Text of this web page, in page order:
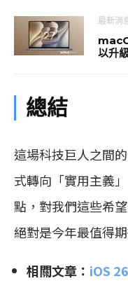
最新消
以升
總結
這場科技巨人之間
式轉向「實用主義
點，對我們這些希
絕對是今年最值得
相關文章： iOS